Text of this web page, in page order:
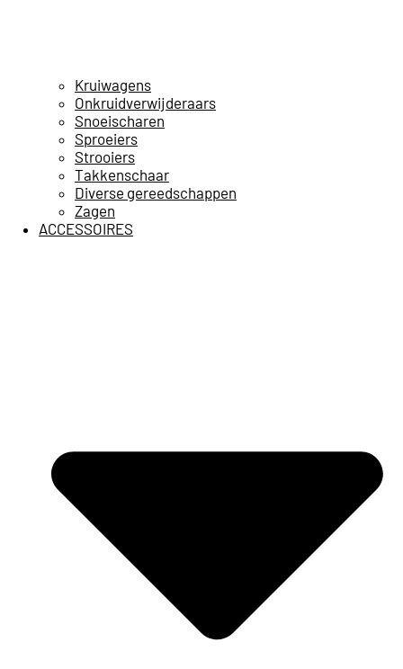
Kruiwagens
Onkruidverwijderaars
Snoeischaren
Sproeiers
Strooiers
Takkenschaar
Diverse gereedschappen
Zagen
ACCESSOIRES